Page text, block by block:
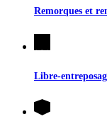
Remorques et
Libre-